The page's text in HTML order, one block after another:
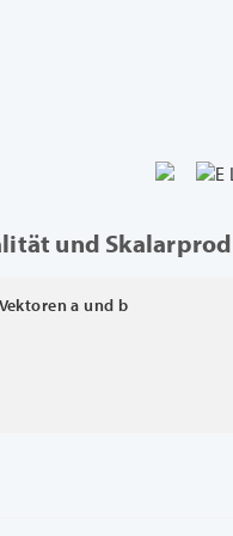
und
a und b